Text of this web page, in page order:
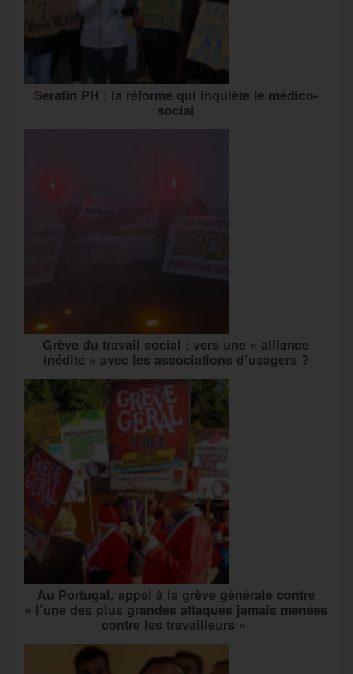
Serafin PH : la réforme qui inquiète le médico-
social
Grève du travail social : vers une « alliance
inédite » avec les associations d’usagers ?
Au Portugal, appel à la grève générale contre
« l’une des plus grandes attaques jamais menées
contre les travailleurs »